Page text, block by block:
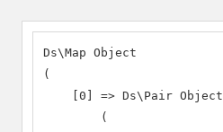
Ds\Map Object
(
    [0] => Ds\Pair Object
        (